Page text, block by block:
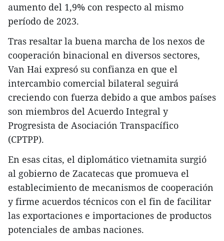
aumento del 1,9% con respecto al mismo
período de 2023.
Tras resaltar la buena marcha de los nexos de
cooperación binacional en diversos sectores,
Van Hai expresó su confianza en que el
intercambio comercial bilateral seguirá
creciendo con fuerza debido a que ambos países
son miembros del Acuerdo Integral y
Progresista de Asociación Transpacífico
(CPTPP).
En esas citas, el diplomático vietnamita surgió
al gobierno de Zacatecas que promueva el
establecimiento de mecanismos de cooperación
y firme acuerdos técnicos con el fin de facilitar
las exportaciones e importaciones de productos
potenciales de ambas naciones.